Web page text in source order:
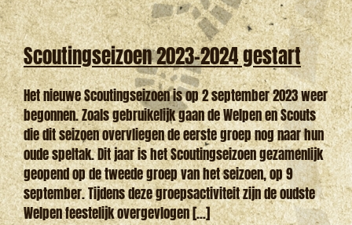
Scoutingseizoen 2023-2024 gestart
Het nieuwe Scoutingseizoen is op 2 september 2023 weer
begonnen. Zoals gebruikelijk gaan de Welpen en Scouts
die dit seizoen overvliegen de eerste groep nog naar hun
oude speltak. Dit jaar is het Scoutingseizoen gezamenlijk
geopend op de tweede groep van het seizoen, op 9
september. Tijdens deze groepsactiviteit zijn de oudste
Welpen feestelijk overgevlogen [...]